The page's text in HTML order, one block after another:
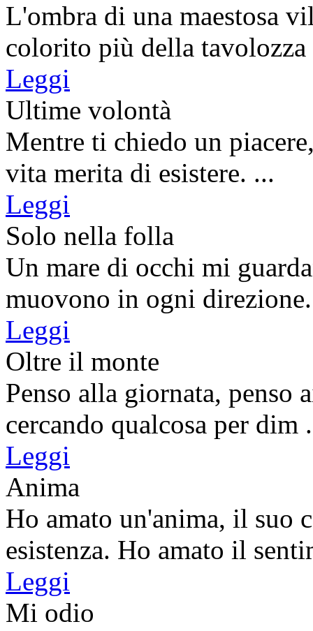
L'ombra di una maestosa
colorito più della
Leggi
Ultime volontà
Mentre ti chiedo un
vita merita di esistere. ...
Leggi
Solo nella folla
Un mare di occhi mi
muovono in ogni
Leggi
Oltre il monte
Penso alla giornata,
cercando qualcosa per dim
Leggi
Anima
Ho amato un'anima, il suo
esistenza. Ho amato il
Leggi
Mi odio